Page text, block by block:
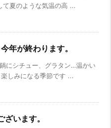
て夏のような気温の高 ...
年が終わります。
にシチュー、グラタン…温かい
しみになる季節です ...
います。